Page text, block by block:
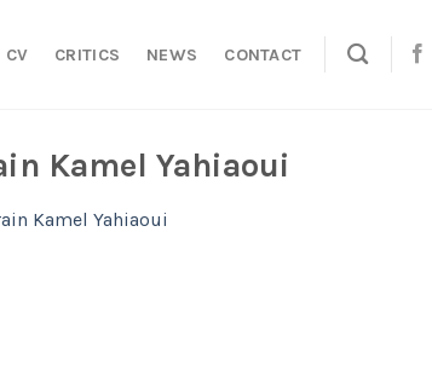
CRITICS NEWS CONTACT
Kamel Yahiaoui
Kamel Yahiaoui